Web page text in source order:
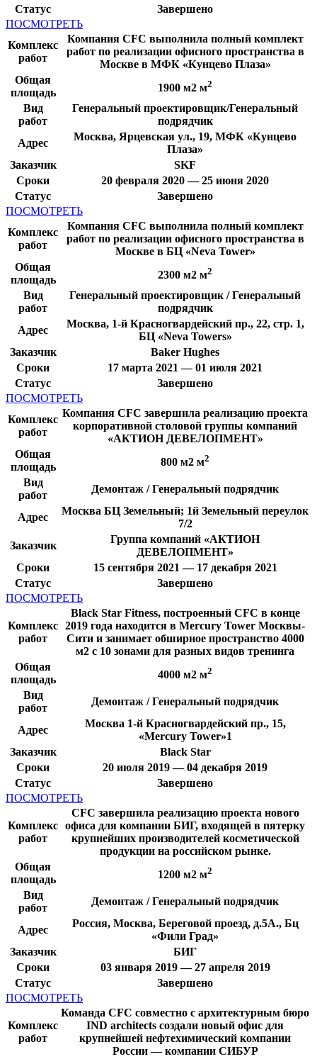
Статус
Завершено
ПОСМОТРЕТЬ
Комплекс
работ
Компания CFC выполнила полный комплект
работ по реализации офисного пространства в
Москве в МФК «Кунцево Плаза»
Общая
площадь
1900 м2 м2
Вид
работ
Генеральный проектировщик/Генеральный
подрядчик
Адрес
Москва, Ярцевская ул., 19, МФК «Кунцево
Плаза»
Заказчик
SKF
Сроки
20 февраля 2020 — 25 июня 2020
Статус
Завершено
ПОСМОТРЕТЬ
Комплекс
работ
Компания CFC выполнила полный комплект
работ по реализации офисного пространства в
Москве в БЦ «Neva Tower»
Общая
площадь
2300 м2 м2
Вид
работ
Генеральный проектировщик / Генеральный
подрядчик
Адрес
Москва, 1-й Красногвардейский пр., 22, стр. 1,
БЦ «Neva Towers»
Заказчик
Baker Hughes
Сроки
17 марта 2021 — 01 июля 2021
Статус
Завершено
ПОСМОТРЕТЬ
Комплекс
работ
Компания CFC завершила реализацию проекта
корпоративной столовой группы компаний
«АКТИОН ДЕВЕЛОПМЕНТ»
Общая
площадь
800 м2 м2
Вид
работ
Демонтаж / Генеральный подрядчик
Адрес
Москва БЦ Земельный; 1й Земельный переулок
7/2
Заказчик
Группа компаний «АКТИОН
ДЕВЕЛОПМЕНТ»
Сроки
15 сентября 2021 — 17 декабря 2021
Статус
Завершено
ПОСМОТРЕТЬ
Комплекс
работ
Black Star Fitness, построенный CFC в конце
2019 года находится в Mercury Tower Москвы-
Сити и занимает обширное пространство 4000
м2 с 10 зонами для разных видов тренинга
Общая
площадь
4000 м2 м2
Вид
работ
Демонтаж / Генеральный подрядчик
Адрес
Москва 1-й Красногвардейский пр., 15,
«Mercury Tower»1
Заказчик
Black Star
Сроки
20 июля 2019 — 04 декабря 2019
Статус
Завершено
ПОСМОТРЕТЬ
Комплекс
работ
CFC завершила реализацию проекта нового
офиса для компании БИГ, входящей в пятерку
крупнейших производителей косметической
продукции на российском рынке.
Общая
площадь
1200 м2 м2
Вид
работ
Демонтаж / Генеральный подрядчик
Адрес
Россия, Москва, Береговой проезд, д.5А., Бц
«Фили Град»
Заказчик
БИГ
Сроки
03 января 2019 — 27 апреля 2019
Статус
Завершено
ПОСМОТРЕТЬ
Комплекс
работ
Команда CFC совместно с архитектурным бюро
IND architects создали новый офис для
крупнейшей нефтехимический компании
России — компании СИБУР